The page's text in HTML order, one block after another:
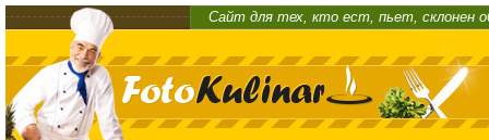
Сайт для тех, кто ест, пьет, склонен